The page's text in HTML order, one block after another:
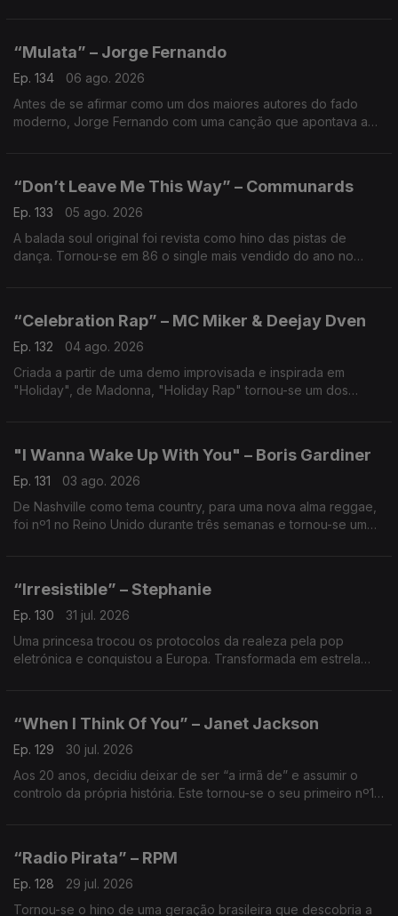
“Mulata” – Jorge Fernando
Ep. 134
06 ago. 2026
Antes de se afirmar como um dos maiores autores do fado
moderno, Jorge Fernando com uma canção que apontava ao
“Don’t Leave Me This Way” – Communards
Ep. 133
05 ago. 2026
A balada soul original foi revista como hino das pistas de
dança. Tornou-se em 86 o single mais vendido do ano no
“Celebration Rap” – MC Miker & Deejay Dven
Ep. 132
04 ago. 2026
Criada a partir de uma demo improvisada e inspirada em
"Holiday", de Madonna, "Holiday Rap" tornou-se um dos
"I Wanna Wake Up With You" – Boris Gardiner
Ep. 131
03 ago. 2026
De Nashville como tema country, para uma nova alma reggae,
foi nº1 no Reino Unido durante três semanas e tornou-se um
“Irresistible” – Stephanie
Ep. 130
31 jul. 2026
Uma princesa trocou os protocolos da realeza pela pop
eletrónica e conquistou a Europa. Transformada em estrela
“When I Think Of You” – Janet Jackson
Ep. 129
30 jul. 2026
Aos 20 anos, decidiu deixar de ser “a irmã de” e assumir o
controlo da própria história. Este tornou-se o seu primeiro nº1
“Radio Pirata” – RPM
Ep. 128
29 jul. 2026
Tornou-se o hino de uma geração brasileira que descobria a